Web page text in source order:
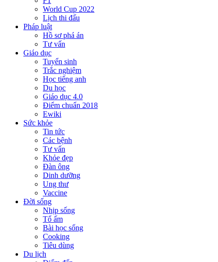
World Cup 2022
Lịch thi đấu
Pháp luật
Hồ sơ phá án
Tư vấn
Giáo dục
Tuyển sinh
Trắc nghiệm
Học tiếng anh
Du học
Giáo dục 4.0
Điểm chuẩn 2018
Ewiki
Sức khỏe
Tin tức
Các bệnh
Tư vấn
Khỏe đẹp
Đàn ông
Dinh dưỡng
Ung thư
Vaccine
Đời sống
Nhịp sống
Tổ ấm
Bài học sống
Cooking
Tiêu dùng
Du lịch